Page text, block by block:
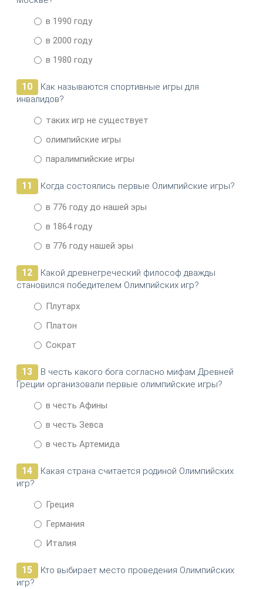
в 1990 году
в 2000 году
в 1980 году
10
Как называются спортивные игры для
инвалидов?
таких игр не существует
олимпийские игры
паралимпийские игры
11
Когда состоялись первые Олимпийские игры?
в 776 году до нашей эры
в 1864 году
в 776 году нашей эры
12
Какой древнегреческий философ дважды
становился победителем Олимпийских игр?
Плутарх
Платон
Сократ
13
В честь какого бога согласно мифам Древней
Греции организовали первые олимпийские игры?
в честь Афины
в честь Зевса
в честь Артемида
14
Какая страна считается родиной Олимпийских
игр?
Греция
Германия
Италия
15
Кто выбирает место проведения Олимпийских
игр?